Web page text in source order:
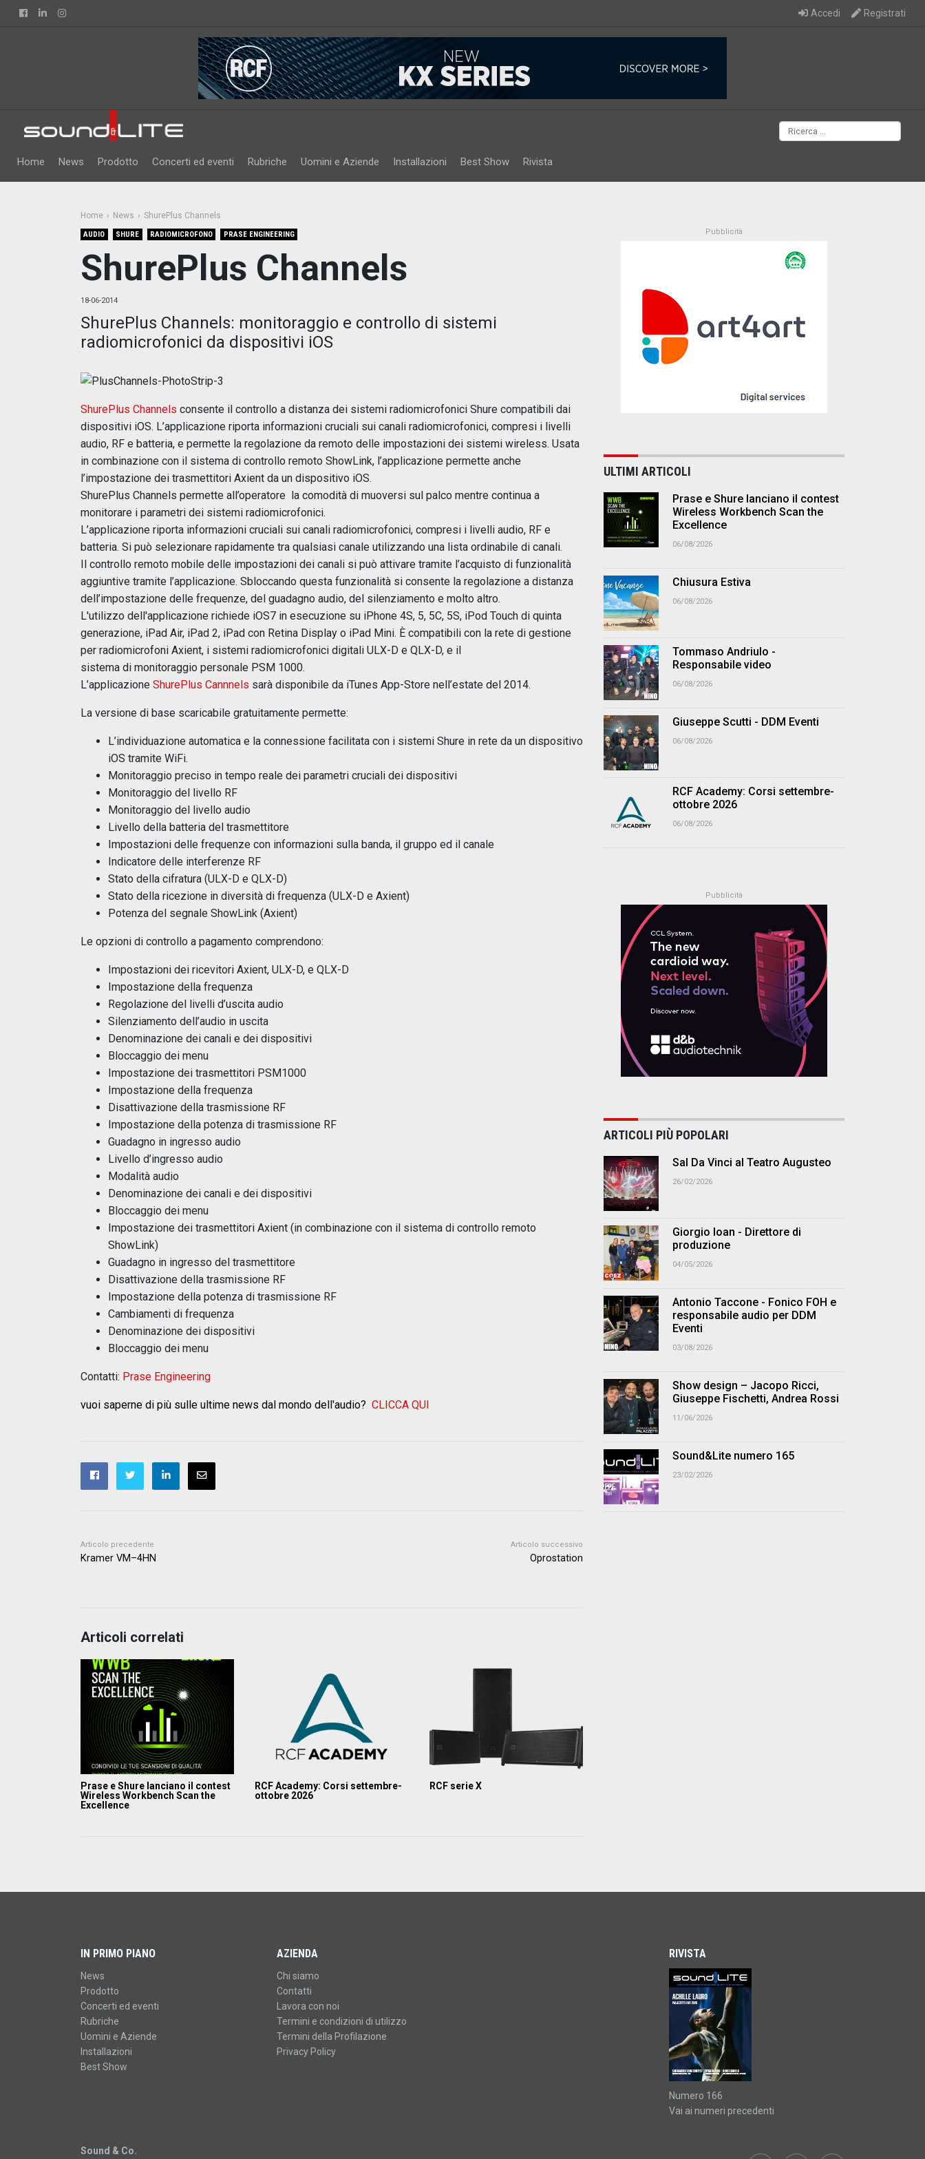
FacebookLinkedin Accedi Registrati
Home News Prodotto Concerti ed eventi Rubriche Uomini e Aziende Installazioni Best Show Rivista
Home News ShurePlus Channels
AUDIO SHURE RADIOMICROFONO PRASE ENGINEERING
ShurePlus Channels
18-06-2014
ShurePlus Channels: monitoraggio e controllo di sistemi
radiomicrofonici da dispositivi iOS
ShurePlus Channels consente il controllo a distanza dei sistemi radiomicrofonici Shure compatibili dai
dispositivi iOS. L’applicazione riporta informazioni cruciali sui canali radiomicrofonici, compresi i livelli
audio, RF e batteria, e permette la regolazione da remoto delle impostazioni dei sistemi wireless. Usata
in combinazione con il sistema di controllo remoto ShowLink, l’applicazione permette anche
l’impostazione dei trasmettitori Axient da un dispositivo iOS.
ShurePlus Channels permette all’operatore la comodità di muoversi sul palco mentre continua a
monitorare i parametri dei sistemi radiomicrofonici.
L’applicazione riporta informazioni cruciali sui canali radiomicrofonici, compresi i livelli audio, RF e
batteria. Si può selezionare rapidamente tra qualsiasi canale utilizzando una lista ordinabile di canali.
Il controllo remoto mobile delle impostazioni dei canali si può attivare tramite l’acquisto di funzionalità
aggiuntive tramite l’applicazione. Sbloccando questa funzionalità si consente la regolazione a distanza
dell’impostazione delle frequenze, del guadagno audio, del silenziamento e molto altro.
L'utilizzo dell'applicazione richiede iOS7 in esecuzione su iPhone 4S, 5, 5C, 5S, iPod Touch di quinta
generazione, iPad Air, iPad 2, iPad con Retina Display o iPad Mini. È compatibili con la rete di gestione
per radiomicrofoni Axient, i sistemi radiomicrofonici digitali ULX-D e QLX-D, e il
sistema di monitoraggio personale PSM 1000.
L’applicazione ShurePlus Cannnels sarà disponibile da iTunes App-Store nell’estate del 2014.
La versione di base scaricabile gratuitamente permette:
L’individuazione automatica e la connessione facilitata con i sistemi Shure in rete da un dispositivo
iOS tramite WiFi.
Monitoraggio preciso in tempo reale dei parametri cruciali dei dispositivi
Monitoraggio del livello RF
Monitoraggio del livello audio
Livello della batteria del trasmettitore
Impostazioni delle frequenze con informazioni sulla banda, il gruppo ed il canale
Indicatore delle interferenze RF
Stato della cifratura (ULX-D e QLX-D)
Stato della ricezione in diversità di frequenza (ULX-D e Axient)
Potenza del segnale ShowLink (Axient)
Le opzioni di controllo a pagamento comprendono:
Impostazioni dei ricevitori Axient, ULX-D, e QLX-D
Impostazione della frequenza
Regolazione del livelli d’uscita audio
Silenziamento dell’audio in uscita
Denominazione dei canali e dei dispositivi
Bloccaggio dei menu
Impostazione dei trasmettitori PSM1000
Impostazione della frequenza
Disattivazione della trasmissione RF
Impostazione della potenza di trasmissione RF
Guadagno in ingresso audio
Livello d’ingresso audio
Modalità audio
Denominazione dei canali e dei dispositivi
Bloccaggio dei menu
Impostazione dei trasmettitori Axient (in combinazione con il sistema di controllo remoto
ShowLink)
Guadagno in ingresso del trasmettitore
Disattivazione della trasmissione RF
Impostazione della potenza di trasmissione RF
Cambiamenti di frequenza
Denominazione dei dispositivi
Bloccaggio dei menu
Contatti: Prase Engineering
vuoi saperne di più sulle ultime news dal mondo dell'audio? CLICCA QUI
Articolo precedente
Kramer VM–4HN
Articolo successivo
Oprostation
Articoli correlati
Prase e Shure lanciano il contest
Wireless Workbench Scan the
Excellence
RCF Academy: Corsi settembre-
ottobre 2026
RCF serie X
ULTIMI ARTICOLI
Prase e Shure lanciano il contest
Wireless Workbench Scan the
Excellence
06/08/2026
Chiusura Estiva
06/08/2026
Tommaso Andriulo -
Responsabile video
06/08/2026
Giuseppe Scutti - DDM Eventi
06/08/2026
RCF Academy: Corsi settembre-
ottobre 2026
06/08/2026
ARTICOLI PIÙ POPOLARI
Sal Da Vinci al Teatro Augusteo
26/02/2026
Giorgio Ioan - Direttore di
produzione
04/05/2026
Antonio Taccone - Fonico FOH e
responsabile audio per DDM
Eventi
03/08/2026
Show design – Jacopo Ricci,
Giuseppe Fischetti, Andrea Rossi
11/06/2026
Sound&Lite numero 165
23/02/2026
IN PRIMO PIANO
News
Prodotto
Concerti ed eventi
Rubriche
Uomini e Aziende
Installazioni
Best Show
AZIENDA
Chi siamo
Contatti
Lavora con noi
Termini e condizioni di utilizzo
Termini della Profilazione
Privacy Policy
RIVISTA
Numero 166
Vai ai numeri precedenti
Sound & Co.